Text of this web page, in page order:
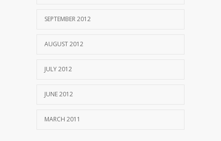
SEPTEMBER 2012
AUGUST 2012
JULY 2012
JUNE 2012
MARCH 2011